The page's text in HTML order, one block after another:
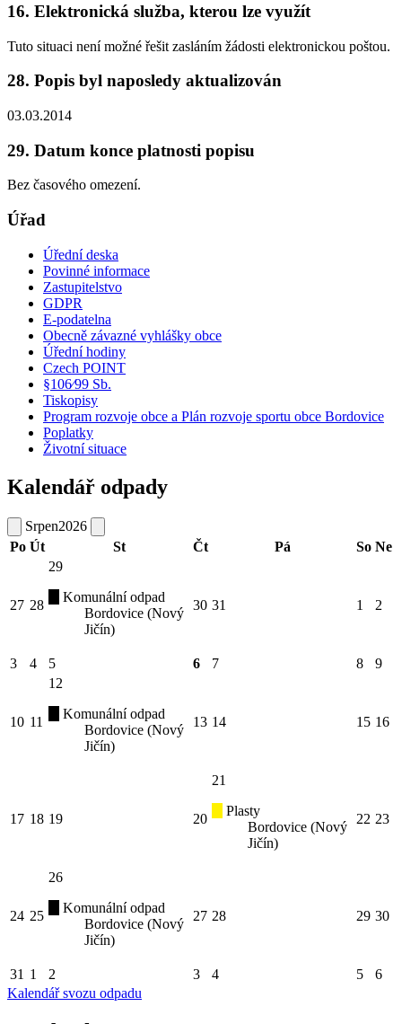
16. Elektronická služba, kterou lze využít
Tuto situaci není možné řešit zasláním žádosti elektronickou poštou.
28. Popis byl naposledy aktualizován
03.03.2014
29. Datum konce platnosti popisu
Bez časového omezení.
Úřad
Úřední deska
Povinné informace
Zastupitelstvo
GDPR
E-podatelna
Obecně závazné vyhlášky obce
Úřední hodiny
Czech POINT
§106⁄99 Sb.
Tiskopisy
Program rozvoje obce a Plán rozvoje sportu obce Bordovice
Poplatky
Životní situace
Kalendář odpady
Srpen2026
Po Út St Čt Pá So Ne
27 28
29
Komunální odpad
Bordovice (Nový
Jičín)
30 31 1 2
3 4 5 6 7 8 9
10 11
12
Komunální odpad
Bordovice (Nový
Jičín)
13 14 15 16
17 18 19 20
21
Plasty
Bordovice (Nový
Jičín)
22 23
24 25
26
Komunální odpad
Bordovice (Nový
Jičín)
27 28 29 30
31 1 2 3 4 5
6
Kalendář svozu odpadu